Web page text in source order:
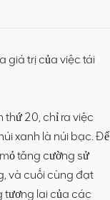
giá trị của việc tái
thứ 20, chỉ ra việc
xanh là núi bạc. Để
tăng cường sử
và cuối cùng đạt
tương lai của các